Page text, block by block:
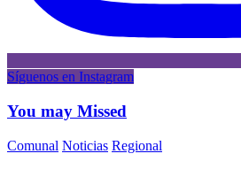
Síguenos en Instagram
You may Missed
Comunal Noticias Regional